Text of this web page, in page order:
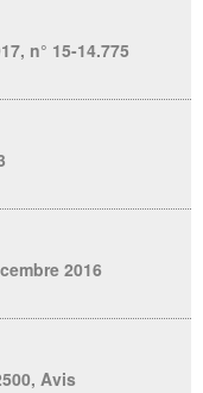
n° 15-14.775
2016
Avis